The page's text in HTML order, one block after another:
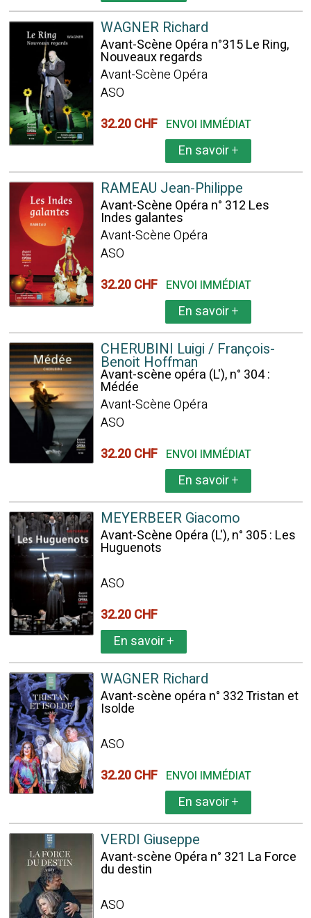
WAGNER Richard
Avant-Scène Opéra n°315 Le Ring,
Nouveaux regards
Avant-Scène Opéra
ASO
32.20 CHF ENVOI IMMÉDIAT
En savoir+
RAMEAU Jean-Philippe
Avant-Scène Opéra n° 312 Les
Indes galantes
Avant-Scène Opéra
ASO
32.20 CHF ENVOI IMMÉDIAT
En savoir+
CHERUBINI Luigi / François-
Benoit Hoffman
Avant-scène opéra (L'), n° 304 :
Médée
Avant-Scène Opéra
ASO
32.20 CHF ENVOI IMMÉDIAT
En savoir+
MEYERBEER Giacomo
Avant-Scène Opéra (L'), n° 305 : Les
Huguenots
ASO
32.20 CHF
En savoir+
WAGNER Richard
Avant-scène opéra n° 332 Tristan et
Isolde
ASO
32.20 CHF ENVOI IMMÉDIAT
En savoir+
VERDI Giuseppe
Avant-scène Opéra n° 321 La Force
du destin
ASO